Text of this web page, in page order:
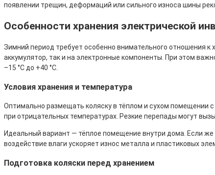
появлении трещин, деформаций или сильного износа шины
Особенности хранения электрической
Зимний период требует особенно внимательного отношения к
аккумулятор, так и на электронные компоненты. При этом
–15 °C до +40 °C.
Условия хранения и температура
Оптимально размещать коляску в тёплом и сухом помещении
при отрицательных температурах. Резкие перепады могут
Идеальный вариант — тёплое помещение внутри дома. Если
воздействие влаги ускоряет износ металла и пластиковых
Подготовка коляски перед хранением